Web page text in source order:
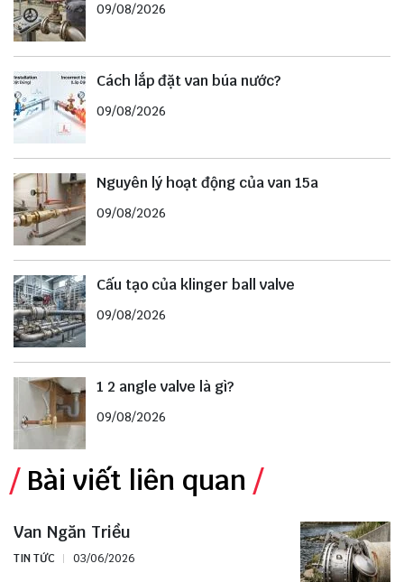
09/08/2026
Cách lắp đặt van búa nước?
09/08/2026
Nguyên lý hoạt động của van 15a
09/08/2026
Cấu tạo của klinger ball valve
09/08/2026
1 2 angle valve là gì?
09/08/2026
Bài viết liên quan
Van Ngăn Triều
TIN TỨC 03/06/2026